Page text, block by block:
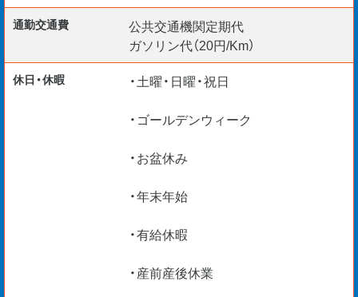
・コンビニ店員
＼ 建設という、スケールの大きなものづくり！ ／
ラ整備まで社会貢献性の高いプロジェクトに携わる
最先端の設計技術やDX施工技術に触れることができま
・青森市民病院 / 青森県
・山形北インター産業団地 / 山形県
通勤交通費
公共交通機関定期代
ガソリン代（20円/Km）
休日・休暇
・土曜・日曜・祝日
・ゴールデンウィーク
・お盆休み
・年末年始
・有給休暇
・産前産後休業